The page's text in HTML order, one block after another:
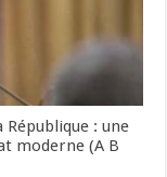
: une
moderne (A B